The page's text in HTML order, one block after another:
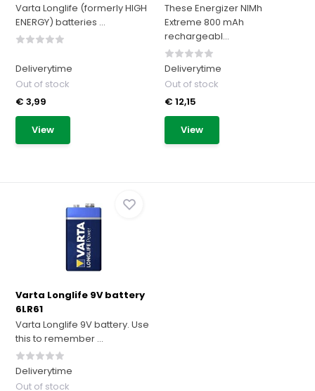
Varta Longlife (formerly HIGH
ENERGY) batteries ...
Deliverytime
Out of stock
€ 3,99
View
These Energizer NIMh
Extreme 800 mAh
rechargeabl...
Deliverytime
Out of stock
€ 12,15
View
Varta Longlife 9V battery
6LR61
Varta Longlife 9V battery. Use
this to remember ...
Deliverytime
Out of stock